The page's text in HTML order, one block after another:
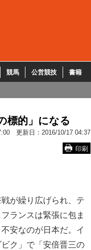
競馬 公営競技 書籍
標的」になる
更新日： 2016/10/17 04:37
印刷
が繰り広げられ、テ
ランスは緊張に包ま
安なのが日本だ。イ
ク」で「安倍晋三の